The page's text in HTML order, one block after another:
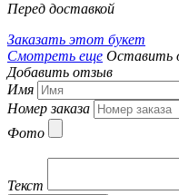
Перед доставкой
Заказать этот букет
Смотреть еще Оставить
Добавить отзыв
Имя
Номер заказа
Фото
Текст